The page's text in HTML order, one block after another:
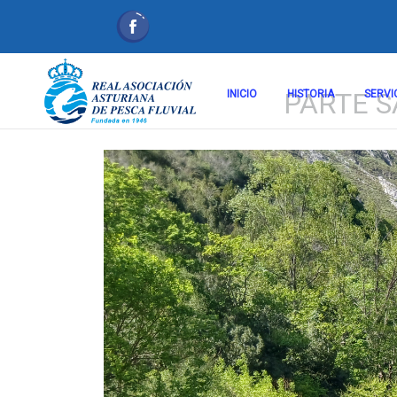
INICIO HISTORIA
PARTE